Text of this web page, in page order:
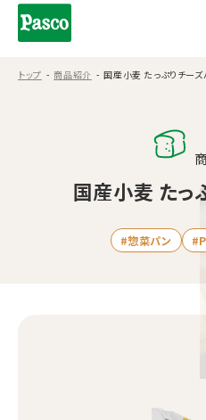
トップ 商品紹介 国産小麦 たっぷりチーズ
国産小麦 たっ
#惣菜パン